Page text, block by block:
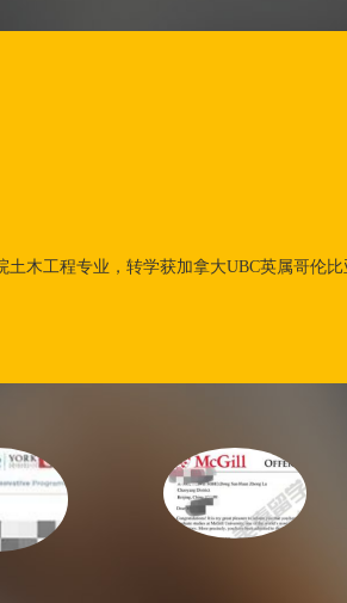
木工程专业，转学获加拿大UBC英属哥伦